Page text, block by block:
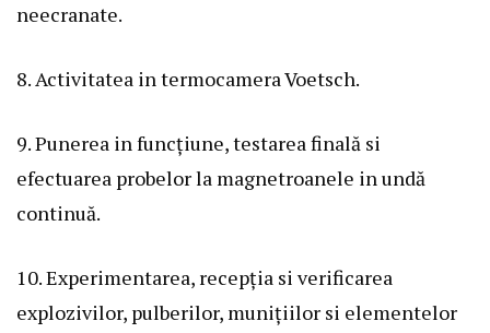
neecranate.
8. Activitatea in termocamera Voetsch.
9. Punerea in funcțiune, testarea finală si
efectuarea probelor la magnetroanele in undă
continuă.
10. Experimentarea, recepția si verificarea
explozivilor, pulberilor, munițiilor si elementelor